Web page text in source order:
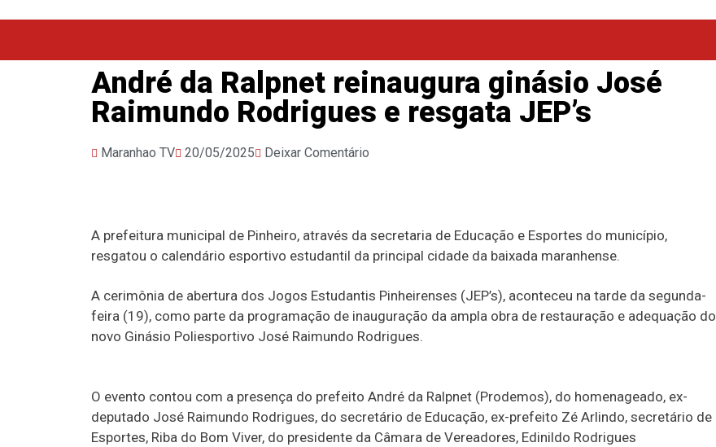
André da Ralpnet reinaugura ginásio José
Raimundo Rodrigues e resgata JEP’s
Maranhao TV 20/05/2025 Deixar Comentário
A prefeitura municipal de Pinheiro, através da secretaria de Educação e Esportes do município,
resgatou o calendário esportivo estudantil da principal cidade da baixada maranhense.
A cerimônia de abertura dos Jogos Estudantis Pinheirenses (JEP’s), aconteceu na tarde da segunda-
feira (19), como parte da programação de inauguração da ampla obra de restauração e adequação do
novo Ginásio Poliesportivo José Raimundo Rodrigues.
O evento contou com a presença do prefeito André da Ralpnet (Prodemos), do homenageado, ex-
deputado José Raimundo Rodrigues, do secretário de Educação, ex-prefeito Zé Arlindo, secretário de
Esportes, Riba do Bom Viver, do presidente da Câmara de Vereadores, Edinildo Rodrigues